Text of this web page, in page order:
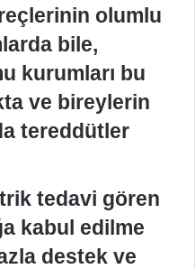
olumlu
bile,
kurumları bu
ve bireylerin
tereddütler
tedavi gören
kabul edilme
destek ve